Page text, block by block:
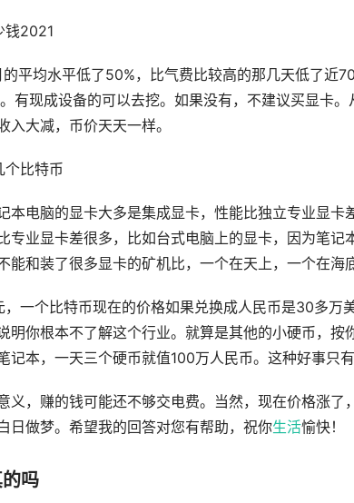
钱2021
平均水平低了50%，比气费比较高的那几天低了近
有现成设备的可以去挖。如果没有，不建议买显卡。
入大减，币价天天一样。
个比特币
本电脑的显卡大多是集成显卡，性能比独立专业显卡
专业显卡差很多，比如台式电脑上的显卡，因为笔记
能和装了很多显卡的矿机比，一个在天上，一个在海底
一个比特币现在的价格如果兑换成人民币是30多万
明你根本不了解这个行业。就算是其他的小硬币，按
记本，一天三个硬币就值100万人民币。这种好事只有
义，赚的钱可能还不够交电费。当然，现在价格涨了
日做梦。希望我的回答对您有帮助，祝你生活愉快！
吗